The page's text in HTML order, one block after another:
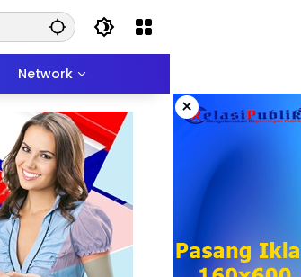
Network
×